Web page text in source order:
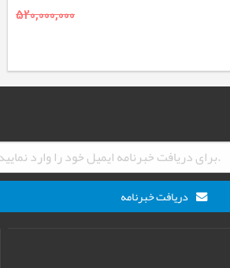
520,000,000
دریافت خبرنامه